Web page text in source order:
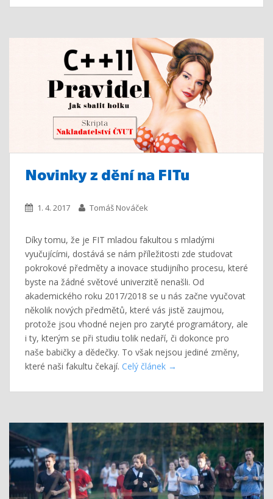
Novinky z dění na FITu
1. 4. 2017 Tomáš Nováček
Díky tomu, že je FIT mladou fakultou s mladými
vyučujícími, dostává se nám příležitosti zde studovat
pokrokové předměty a inovace studijního procesu, které
byste na žádné světové univerzitě nenašli. Od
akademického roku 2017/2018 se u nás začne vyučovat
několik nových předmětů, které vás jistě zaujmou,
protože jsou vhodné nejen pro zaryté programátory, ale
i ty, kterým se při studiu tolik nedaří, či dokonce pro
naše babičky a dědečky. To však nejsou jediné změny,
které naši fakultu čekají. Celý článek